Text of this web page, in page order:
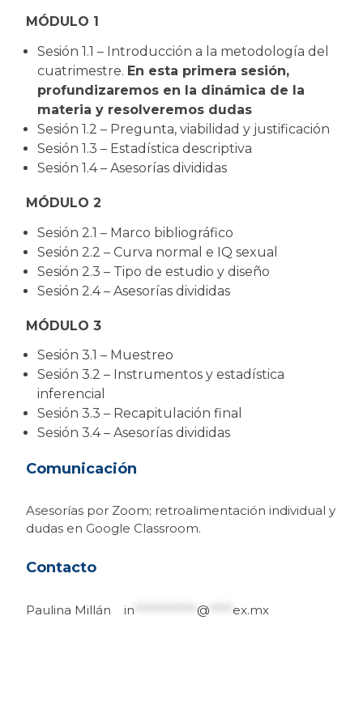
MÓDULO 1
Sesión 1.1 – Introducción a la metodología del
cuatrimestre. En esta primera sesión,
profundizaremos en la dinámica de la
materia y resolveremos dudas
Sesión 1.2 – Pregunta, viabilidad y justificación
Sesión 1.3 – Estadística descriptiva
Sesión 1.4 – Asesorías divididas
MÓDULO 2
Sesión 2.1 – Marco bibliográfico
Sesión 2.2 – Curva normal e IQ sexual
Sesión 2.3 – Tipo de estudio y diseño
Sesión 2.4 – Asesorías divididas
MÓDULO 3
Sesión 3.1 – Muestreo
Sesión 3.2 – Instrumentos y estadística
inferencial
Sesión 3.3 – Recapitulación final
Sesión 3.4 – Asesorías divididas
Comunicación
Asesorías por Zoom; retroalimentación individual y
dudas en Google Classroom.
Contacto
Paulina Millán in @ ex.mx